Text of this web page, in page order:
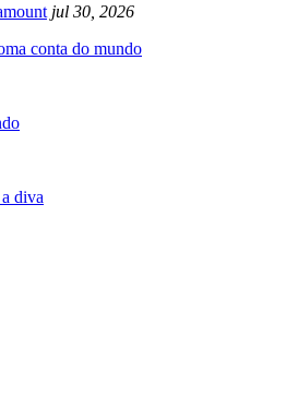
jul 30, 2026
conta do mundo
diva